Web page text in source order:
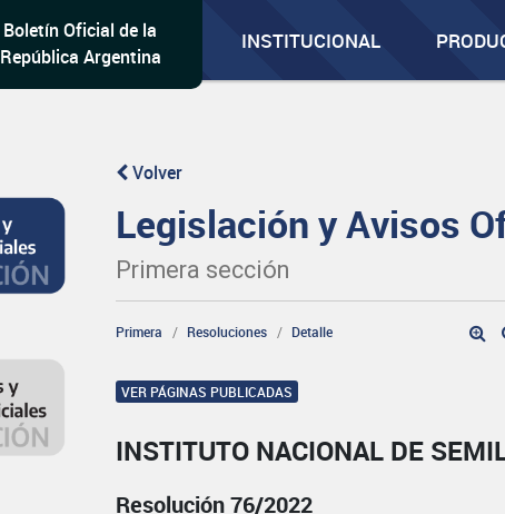
Boletín Oficial de la
República Argentina
INSTITUCIONAL
Volver
Legislación y Avisos
Primera sección
Primera Resoluciones Detalle
VER PÁGINAS PUBLICADAS
INSTITUTO NACIONAL DE
Resolución 76/2022